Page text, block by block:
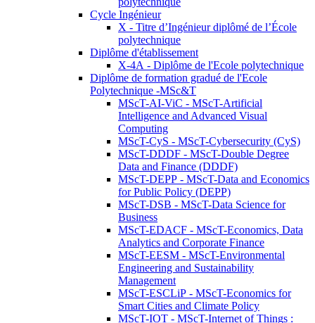
Cycle Ingénieur
X - Titre d’Ingénieur diplômé de l’École
polytechnique
Diplôme d'établissement
X-4A - Diplôme de l'Ecole polytechnique
Diplôme de formation gradué de l'Ecole
Polytechnique -MSc&T
MScT-AI-ViC - MScT-Artificial
Intelligence and Advanced Visual
Computing
MScT-CyS - MScT-Cybersecurity (CyS)
MScT-DDDF - MScT-Double Degree
Data and Finance (DDDF)
MScT-DEPP - MScT-Data and Economics
for Public Policy (DEPP)
MScT-DSB - MScT-Data Science for
Business
MScT-EDACF - MScT-Economics, Data
Analytics and Corporate Finance
MScT-EESM - MScT-Environmental
Engineering and Sustainability
Management
MScT-ESCLiP - MScT-Economics for
Smart Cities and Climate Policy
MScT-IOT - MScT-Internet of Things :